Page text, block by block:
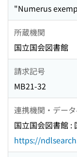
"Numerus
所蔵機関
国立国会図書館
請求記号
MB21-32
連携機関・デー
国立国会図書館 :
https://